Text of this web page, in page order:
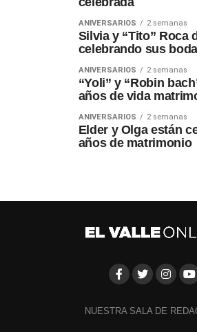
ANIVERSARIOS 2 semanas
Silvia y “Tito” Roca
celebrando sus
ANIVERSARIOS 2 semanas
“Yoli” y “Robin
años de vida
ANIVERSARIOS 2 semanas
Elder y Olga están
años de matrimonio
NUESTRA SALA DE